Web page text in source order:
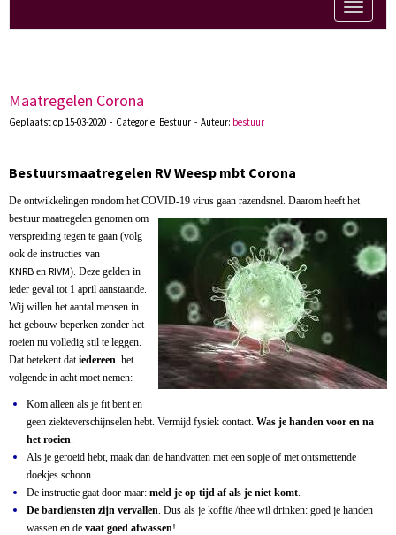
Toggle
Maatregelen Corona
Geplaatst op 15-03-2020 - Categorie: Bestuur - Auteur: bestuur
Bestuursmaatregelen RV Weesp mbt Corona
De ontwikkelingen rondom het COVID-19 virus gaan razendsnel. Daarom heeft het
bestuur maatregelen genomen om
verspreiding tegen te gaan (volg
ook de instructies van
KNRB en RIVM). Deze gelden in
ieder geval tot 1 april aanstaande.
Wij willen het aantal mensen in
het gebouw beperken zonder het
roeien nu volledig stil te leggen.
Dat betekent datiedereen het
volgende in acht moet nemen:
Kom alleen als je fit bent en
geen ziekteverschijnselen hebt. Vermijd fysiek contact. Was je handen voor en na
het roeien.
Als je geroeid hebt, maak dan de handvatten met een sopje of met ontsmettende
doekjes schoon.
De instructie gaat door maar: meld je op tijd af als je niet komt.
De bardiensten zijn vervallen. Dus als je koffie /thee wil drinken: goed je handen
wassen en de vaat goed afwassen!